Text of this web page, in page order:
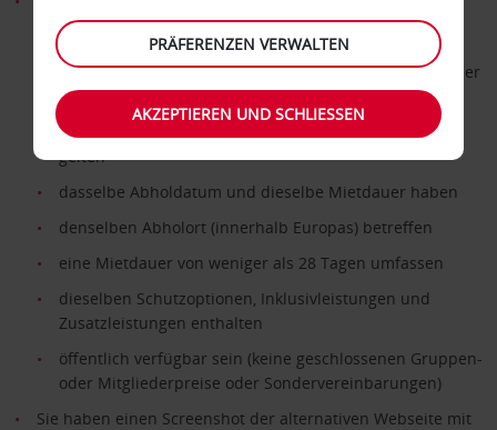
für einen PKW gelten (nicht für Transporter oder LKW)
innerhalb von 24 Stunden nach Ihrer Avis Buchung über
das Formular gemeldet werden
für dasselbe Fahrzeug bzw. dieselbe Fahrzeugklasse
gelten
dasselbe Abholdatum und dieselbe Mietdauer haben
denselben Abholort (innerhalb Europas) betreffen
eine Mietdauer von weniger als 28 Tagen umfassen
dieselben Schutzoptionen, Inklusivleistungen und
Zusatzleistungen enthalten
öffentlich verfügbar sein (keine geschlossenen Gruppen-
oder Mitgliederpreise oder Sondervereinbarungen)
Sie haben einen Screenshot der alternativen Webseite mit
PRÄFERENZEN VERWALTEN
AKZEPTIEREN UND SCHLIESSEN